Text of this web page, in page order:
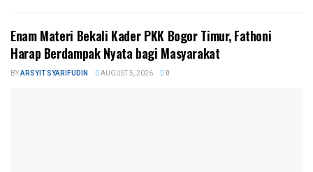
‎Enam Materi Bekali Kader PKK Bogor Timur, Fathoni
Harap Berdampak Nyata bagi Masyarakat
BYARSYIT SYARIFUDIN AUGUST 5, 2026 0